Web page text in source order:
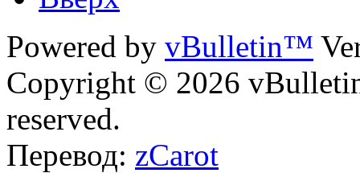
Powered by vBulletin™
Copyright © 2026
reserved.
Перевод: zCarot